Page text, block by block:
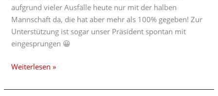
aufgrund vieler Ausfälle heute nur mit der halben
Mannschaft da, die hat aber mehr als 100% gegeben! Zur
Unterstützung ist sogar unser Präsident spontan mit
eingesprungen 😀
Weiterlesen »